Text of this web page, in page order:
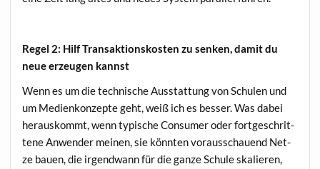
Regel 2: Hilf Trans­ak­ti­ons­kos­ten zu sen­ken, damit du
neue erzeu­gen kannst
Wenn es um die tech­ni­sche Aus­stat­tung von Schu­len und
um Medi­en­kon­zep­te geht, weiß ich es bes­ser. Was dabei
her­aus­kommt, wenn typi­sche Con­su­mer oder fort­ge­schrit­
te­ne Anwen­der mei­nen, sie könn­ten vor­aus­schau­end Net­
ze bau­en, die irgend­wann für die gan­ze Schu­le ska­lie­ren,